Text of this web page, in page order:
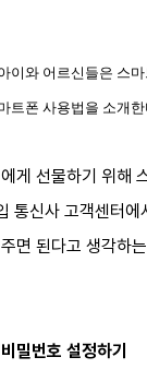
이와 어르신들은 스
트폰 사용법을 소개
게 선물하기 위해
통신사 고객센터
면 된다고 생각하
밀번호 설정하기